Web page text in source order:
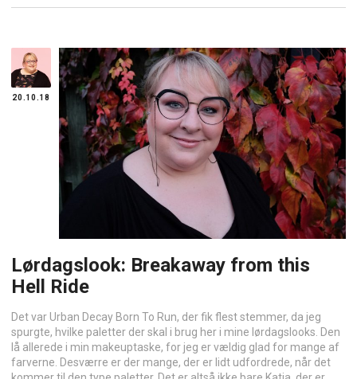
20.10.18
Lørdagslook: Breakaway from this
Hell Ride
Det var Urban Decay Born To Run, der fik flest stemmer, da jeg
spurgte, hvilke paletter der skal i brug her i mine lørdagslooks. Den
lå allerede i min makeuptaske, for jeg er vældig glad for mange af
farverne. Desværre er der mange, der er lidt udfordrede, når det